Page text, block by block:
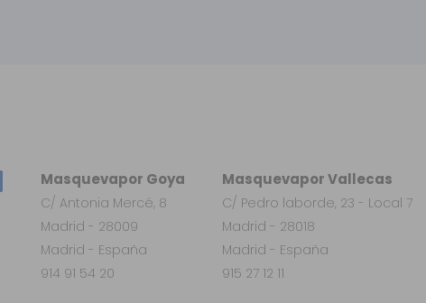
Masquevapor Vallecas
C/ Pedro laborde, 23 - Local 7
Madrid - 28018
Madrid - España
915 27 12 11
Masquevapor Goya
C/ Antonia Mercé, 8
Madrid - 28009
Madrid - España
914 91 54 20